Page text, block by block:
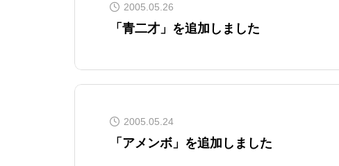
データの二次利用につ
2005.05.26
「青二才」を追加しました
2005.05.24
「アメンボ」を追加しました